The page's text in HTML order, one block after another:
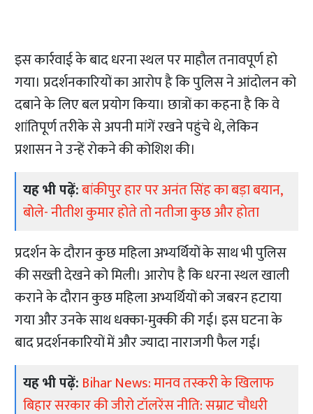
इस कार्रवाई के बाद धरना स्थल पर माहौल तनावपूर्ण हो
गया। प्रदर्शनकारियों का आरोप है कि पुलिस ने आंदोलन को
दबाने के लिए बल प्रयोग किया। छात्रों का कहना है कि वे
शांतिपूर्ण तरीके से अपनी मांगें रखने पहुंचे थे, लेकिन
प्रशासन ने उन्हें रोकने की कोशिश की।
यह भी पढ़ें:बांकीपुर हार पर अनंत सिंह का बड़ा बयान,
बोले- नीतीश कुमार होते तो नतीजा कुछ और होता
प्रदर्शन के दौरान कुछ महिला अभ्यर्थियों के साथ भी पुलिस
की सख्ती देखने को मिली। आरोप है कि धरना स्थल खाली
कराने के दौरान कुछ महिला अभ्यर्थियों को जबरन हटाया
गया और उनके साथ धक्का-मुक्की की गई। इस घटना के
बाद प्रदर्शनकारियों में और ज्यादा नाराजगी फैल गई।
यह भी पढ़ें: Bihar News: मानव तस्करी के खिलाफ
बिहार सरकार की जीरो टॉलरेंस नीति: सम्राट चौधरी